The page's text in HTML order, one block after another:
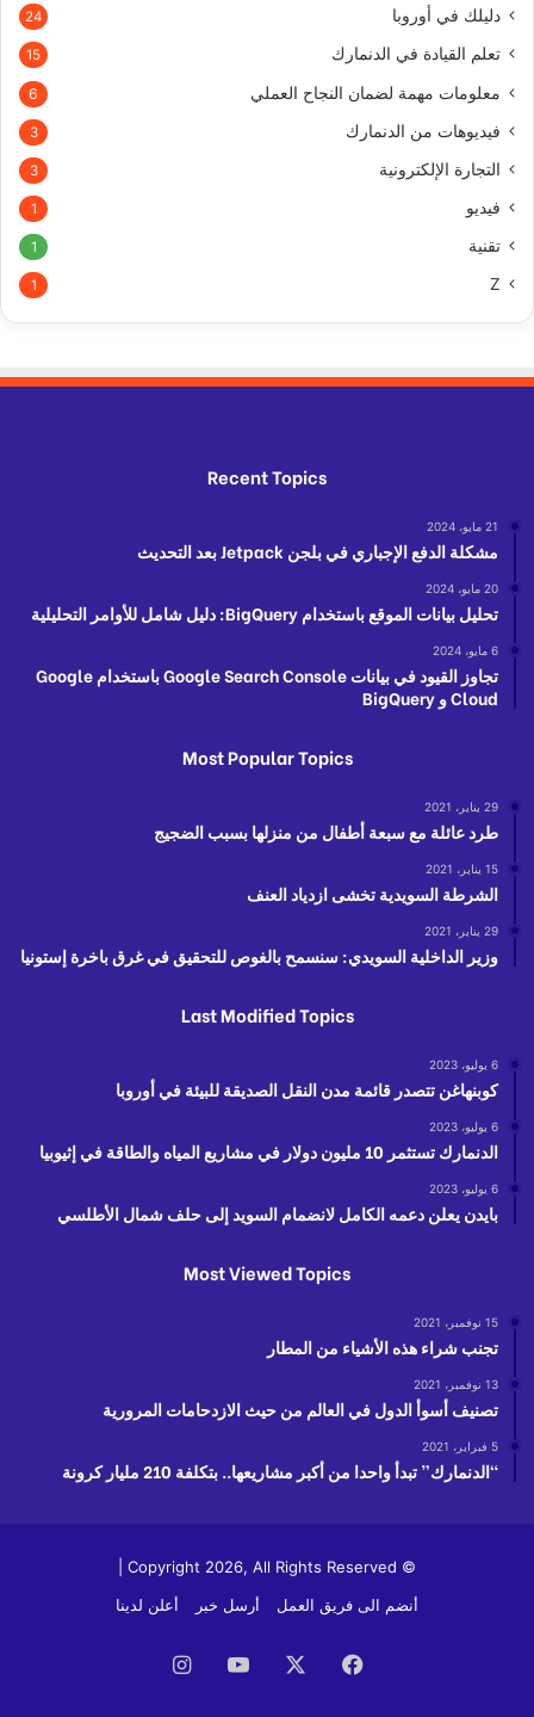
دليلك في أوروبا 24
تعلم القيادة في الدنمارك 15
معلومات مهمة لضمان النجاح العملي 6
فيديوهات من الدنمارك 3
التجارة الإلكترونية 3
فيديو 1
تقنية 1
Z
1
Recent Topics
21 مايو، 2024
مشكلة الدفع الإجباري في بلجن Jetpack بعد التحديث
20 مايو، 2024
تحليل بيانات الموقع باستخدام BigQuery: دليل شامل للأوامر التحليلية
6 مايو، 2024
تجاوز القيود في بيانات Google Search Console باستخدام Google
Cloud و BigQuery
Most Popular Topics
29 يناير، 2021
طرد عائلة مع سبعة أطفال من منزلها بسبب الضجيج
15 يناير، 2021
الشرطة السويدية تخشى ازدياد العنف
29 يناير، 2021
وزير الداخلية السويدي: سنسمح بالغوص للتحقيق في غرق باخرة إستونيا
Last Modified Topics
6 يوليو، 2023
كوبنهاغن تتصدر قائمة مدن النقل الصديقة للبيئة في أوروبا
6 يوليو، 2023
الدنمارك تستثمر 10 مليون دولار في مشاريع المياه والطاقة في إثيوبيا
6 يوليو، 2023
بايدن يعلن دعمه الكامل لانضمام السويد إلى حلف شمال الأطلسي
Most Viewed Topics
15 نوفمبر، 2021
تجنب شراء هذه الأشياء من المطار
13 نوفمبر، 2021
تصنيف أسوأ الدول في العالم من حيث الازدحامات المرورية
5 فبراير، 2021
“الدنمارك” تبدأ واحدا من أكبر مشاريعها.. بتكلفة 210 مليار كرونة
© Copyright 2026, All Rights Reserved |
أنضم الى فريق العمل
أرسل خبر أعلن لدينا
فيسبوك ‫YouTube